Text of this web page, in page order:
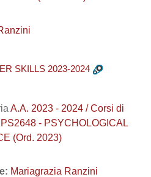
SKILLS 2023-2024
A.A. 2023 - 2024 / Corsi di
PS2648 - PSYCHOLOGICAL
(Ord. 2023)
Mariagrazia Ranzini